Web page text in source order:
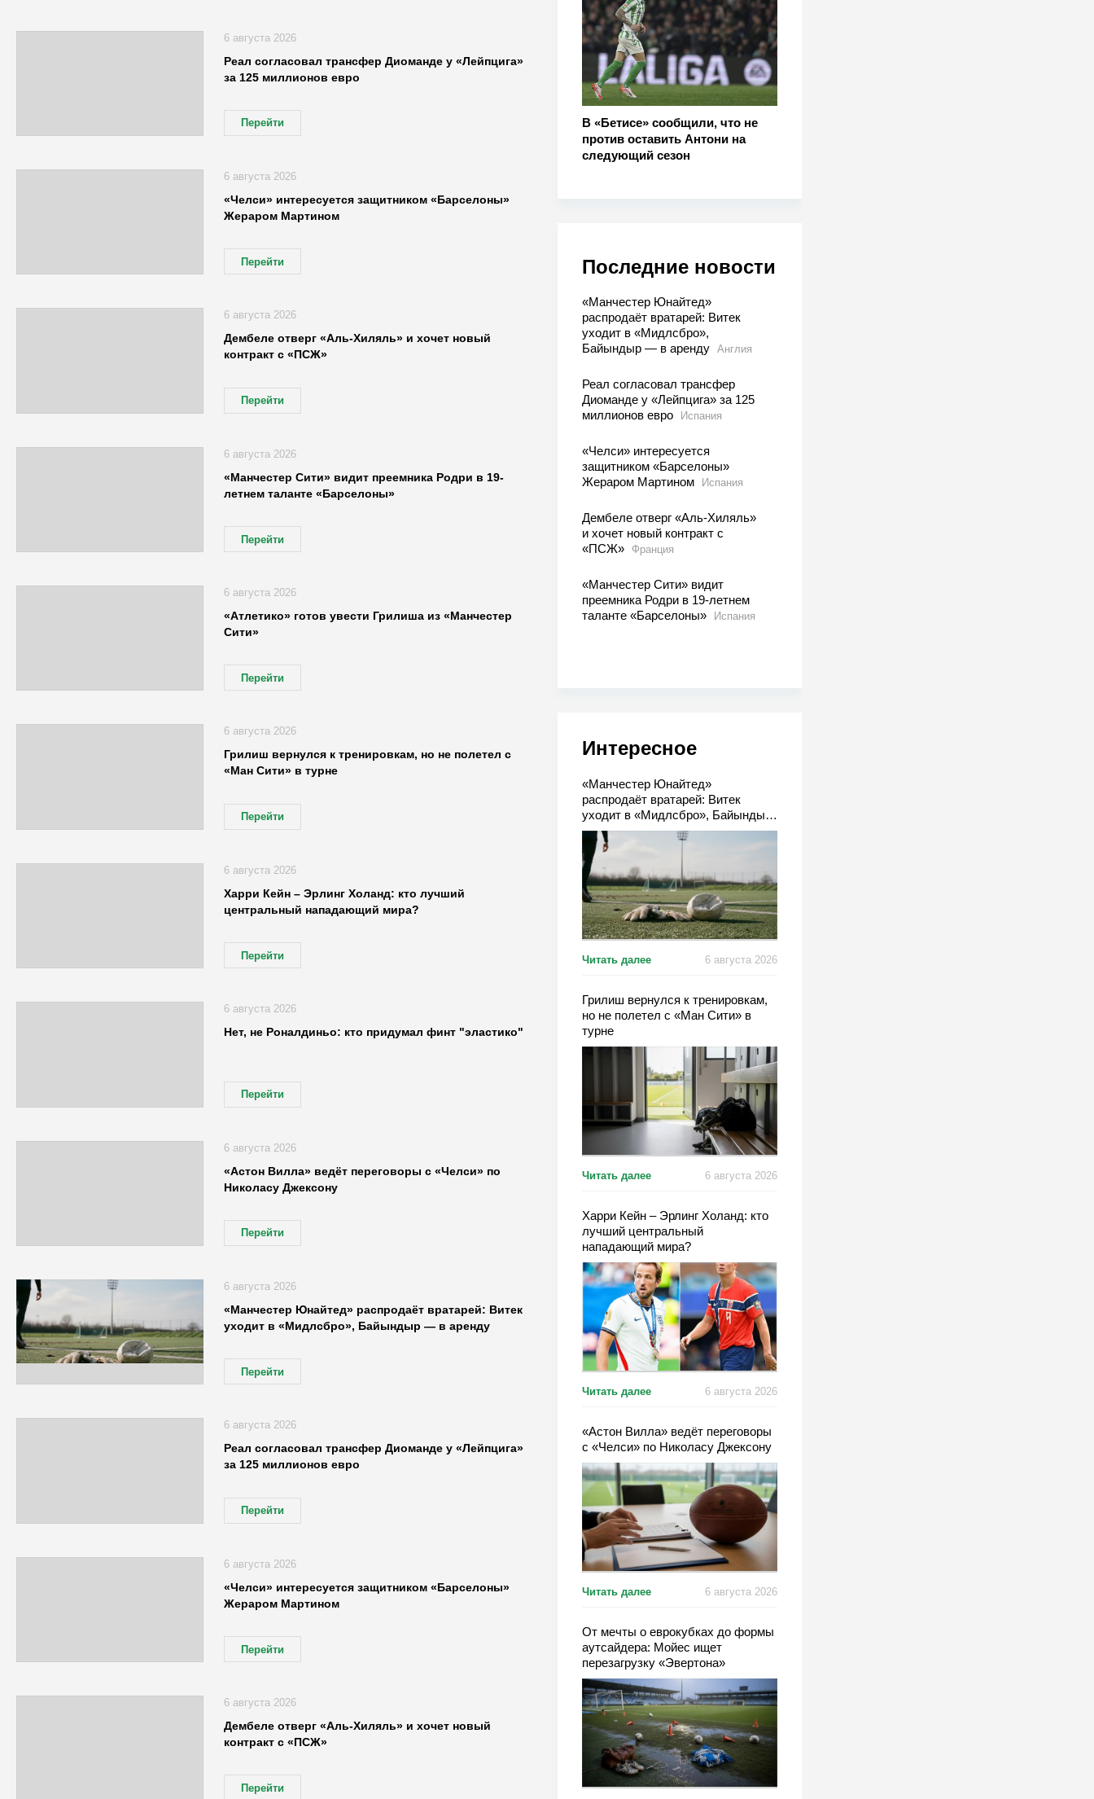
В «Бетисе» сообщили, что не
против оставить Антони на
следующий сезон
Последние новости
«Манчестер Юнайтед»
распродаёт вратарей: Витек
уходит в «Мидлсбро»,
Байындыр — в аренду Англия
Реал согласовал трансфер
Диоманде у «Лейпцига» за 125
миллионов евро
Испания
«Челси» интересуется
защитником «Барселоны»
Жераром Мартином
Испания
Дембеле отверг «Аль-Хиляль»
и хочет новый контракт с
«ПСЖ»
Франция
«Манчестер Сити» видит
преемника Родри в 19-летнем
таланте «Барселоны»
Испания
Интересное
«Манчестер Юнайтед»
распродаёт вратарей: Витек
уходит в «Мидлсбро», Байындыр
— в аренду
Читать далее 6 августа 2026
Грилиш вернулся к тренировкам,
но не полетел с «Ман Сити» в
турне
Читать далее 6 августа 2026
Харри Кейн – Эрлинг Холанд: кто
лучший центральный
нападающий мира?
Читать далее 6 августа 2026
«Астон Вилла» ведёт переговоры
с «Челси» по Николасу Джексону
Читать далее 6 августа 2026
От мечты о еврокубках до формы
аутсайдера: Мойес ищет
перезагрузку «Эвертона»
Реал согласовал трансфер Диоманде у «Лейпцига»
за 125 миллионов евро
Перейти
6 августа 2026
«Челси» интересуется защитником «Барселоны»
Жераром Мартином
Перейти
6 августа 2026
Дембеле отверг «Аль-Хиляль» и хочет новый
контракт с «ПСЖ»
Перейти
6 августа 2026
«Манчестер Сити» видит преемника Родри в 19-
летнем таланте «Барселоны»
Перейти
6 августа 2026
«Атлетико» готов увести Грилиша из «Манчестер
Сити»
Перейти
6 августа 2026
Грилиш вернулся к тренировкам, но не полетел с
«Ман Сити» в турне
Перейти
6 августа 2026
Харри Кейн – Эрлинг Холанд: кто лучший
центральный нападающий мира?
Перейти
6 августа 2026
Нет, не Роналдиньо: кто придумал финт "эластико"
Перейти
6 августа 2026
«Астон Вилла» ведёт переговоры с «Челси» по
Николасу Джексону
Перейти
6 августа 2026
«Манчестер Юнайтед» распродаёт вратарей: Витек
уходит в «Мидлсбро», Байындыр — в аренду
Перейти
6 августа 2026
Реал согласовал трансфер Диоманде у «Лейпцига»
за 125 миллионов евро
Перейти
6 августа 2026
«Челси» интересуется защитником «Барселоны»
Жераром Мартином
Перейти
6 августа 2026
Дембеле отверг «Аль-Хиляль» и хочет новый
контракт с «ПСЖ»
Перейти
6 августа 2026